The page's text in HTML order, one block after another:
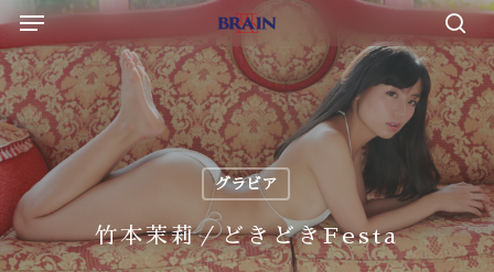
Skip
main
content
Menu
グラビア
竹本茉莉／どきどきFesta